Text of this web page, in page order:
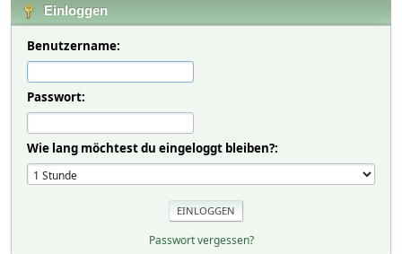
Einloggen
Benutzername:
Passwort:
Wie lang möchtest du eingeloggt bleiben?:
Passwort vergessen?